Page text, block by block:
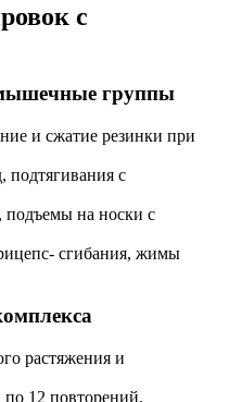
с
группы
и сжатие резинки при
подтягивания с
на носки с
сгибания, жимы
растяжения и
12 повторений.